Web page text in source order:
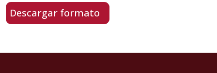
Descargar formato